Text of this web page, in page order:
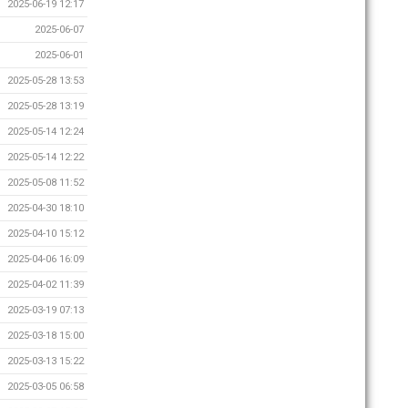
2025-06-19 12:17
2025-06-07
2025-06-01
2025-05-28 13:53
2025-05-28 13:19
2025-05-14 12:24
2025-05-14 12:22
2025-05-08 11:52
2025-04-30 18:10
2025-04-10 15:12
2025-04-06 16:09
2025-04-02 11:39
2025-03-19 07:13
2025-03-18 15:00
2025-03-13 15:22
2025-03-05 06:58